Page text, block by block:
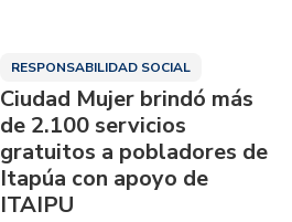
RESPONSABILIDAD SOCIAL
Ciudad Mujer brindó más
de 2.100 servicios
gratuitos a pobladores de
Itapúa con apoyo de
ITAIPU